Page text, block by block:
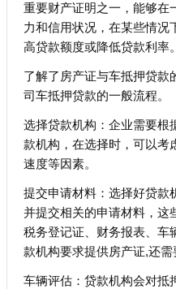
重要财产证明之一，能够在
力和信用状况，在某些情况
高贷款额度或降低贷款利率。
了解了房产证与车抵押贷款
司车抵押贷款的一般流程。
选择贷款机构：企业需要根
款机构，在选择时，可以考
速度等因素。
提交申请材料：选择好贷款
并提交相关的申请材料，这
税务登记证、财务报表、车
款机构要求提供房产证,还需
车辆评估：贷款机构会对抵